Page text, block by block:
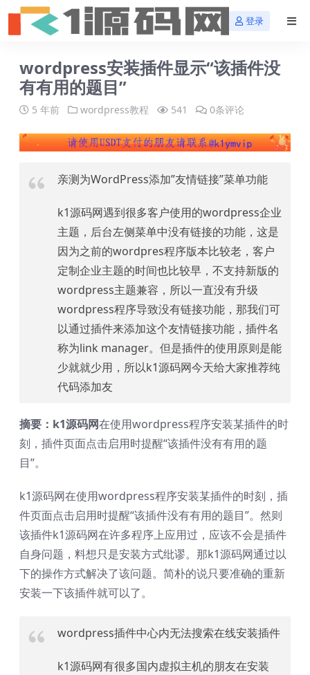
登录
wordpress安装插件显示“该插件没
有有用的题目”
5 年前 wordpress教程 541 0条评论
亲测为WordPress添加”友情链接”菜单功能
k1源码网遇到很多客户使用的wordpress企业
主题，后台左侧菜单中没有链接的功能，这是
因为之前的wordpres程序版本比较老，客户
定制企业主题的时间也比较早，不支持新版的
wordpress主题兼容，所以一直没有升级
wordpress程序导致没有链接功能，那我们可
以通过插件来添加这个友情链接功能，插件名
称为link manager。但是插件的使用原则是能
少就就少用，所以k1源码网今天给大家推荐纯
代码添加友
摘要：k1源码网在使用wordpress程序安装某插件的时
刻，插件页面点击启用时提醒“该插件没有有用的题
目”。
k1源码网在使用wordpress程序安装某插件的时刻，插
件页面点击启用时提醒“该插件没有有用的题目”。然则
该插件k1源码网在许多程序上应用过，应该不会是插件
自身问题，料想只是安装方式纰谬。那k1源码网通过以
下的操作方式解决了该问题。简朴的说只要准确的重新
安装一下该插件就可以了。
wordpress插件中心内无法搜索在线安装插件
k1源码网有很多国内虚拟主机的朋友在安装